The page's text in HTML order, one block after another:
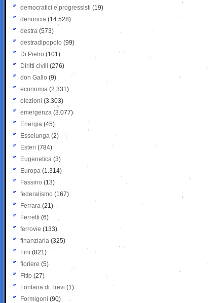
democratici e progressisti (19)
denuncia (14.528)
destra (573)
destradipopolo (99)
Di Pietro (101)
Diritti civili (276)
don Gallo (9)
economia (2.331)
elezioni (3.303)
emergenza (3.077)
Energia (45)
Esselunga (2)
Esteri (784)
Eugenetica (3)
Europa (1.314)
Fassino (13)
federalismo (167)
Ferrara (21)
Ferretti (6)
ferrovie (133)
finanziaria (325)
Fini (821)
fioriere (5)
Fitto (27)
Fontana di Trevi (1)
Formigoni (90)